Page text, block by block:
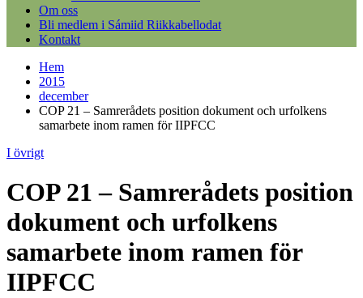
Om oss
Bli medlem i Sámiid Riikkabellodat
Kontakt
Hem
2015
december
COP 21 – Samrerådets position dokument och urfolkens
samarbete inom ramen för IIPFCC
I övrigt
COP 21 – Samrerådets position
dokument och urfolkens
samarbete inom ramen för
IIPFCC